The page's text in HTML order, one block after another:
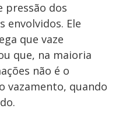
pressão dos
envolvidos. Ele
que vaze
que, na maioria
não é o
vazamento, quando